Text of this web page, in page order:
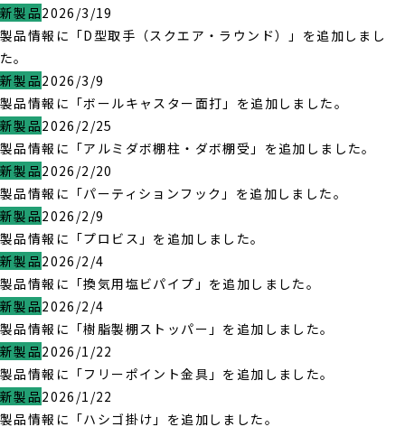
新製品2026/3/19
製品情報に「D型取手（スクエア・ラウンド）」を追加しまし
た。
新製品2026/3/9
製品情報に「ボールキャスター面打」を追加しました。
新製品2026/2/25
製品情報に「アルミダボ棚柱・ダボ棚受」を追加しました。
新製品2026/2/20
製品情報に「パーティションフック」を追加しました。
新製品2026/2/9
製品情報に「プロビス」を追加しました。
新製品2026/2/4
製品情報に「換気用塩ビパイプ」を追加しました。
新製品2026/2/4
製品情報に「樹脂製棚ストッパー」を追加しました。
新製品2026/1/22
製品情報に「フリーポイント金具」を追加しました。
新製品2026/1/22
製品情報に「ハシゴ掛け」を追加しました。